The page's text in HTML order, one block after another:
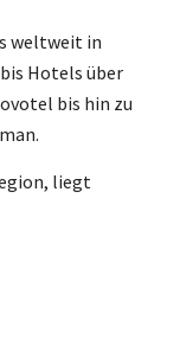
weltweit in
Hotels über
bis hin zu
liegt